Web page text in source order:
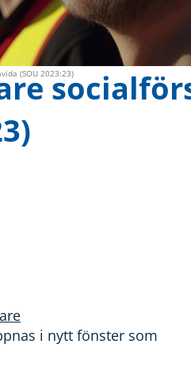
(SOU 2023:23)
i nytt fönster som